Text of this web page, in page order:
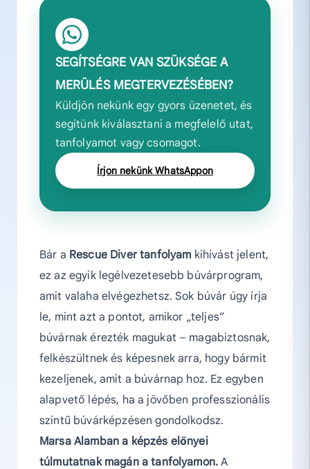
SEGÍTSÉGRE VAN SZÜKSÉGE A
MERÜLÉS MEGTERVEZÉSÉBEN?
Küldjön nekünk egy gyors üzenetet, és
segítünk kiválasztani a megfelelő utat,
tanfolyamot vagy csomagot.
Írjon nekünk WhatsAppon
Bár a Rescue Diver tanfolyam kihívást jelent,
ez az egyik legélvezetesebb búvárprogram,
amit valaha elvégezhetsz. Sok búvár úgy írja
le, mint azt a pontot, amikor „teljes”
búvárnak érezték magukat – magabiztosnak,
felkészültnek és képesnek arra, hogy bármit
kezeljenek, amit a búvárnap hoz. Ez egyben
alapvető lépés, ha a jövőben professzionális
szintű búvárképzésen gondolkodsz.
Marsa Alamban a képzés előnyei
túlmutatnak magán a tanfolyamon. A